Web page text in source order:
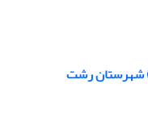
شهرستان رشت